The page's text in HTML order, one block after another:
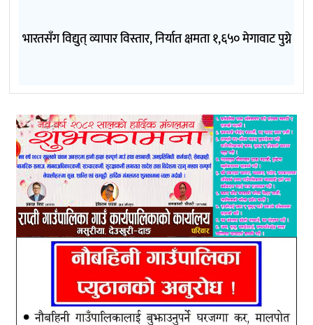
भारतसँग विद्युत् व्यापार विस्तार, निर्यात क्षमता १,६५० मेगावाट पुग्ने